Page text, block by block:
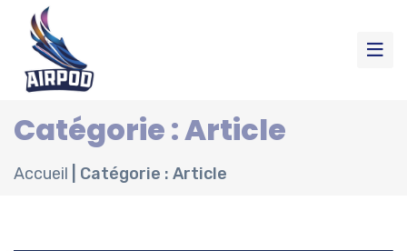
Catégorie : Article
Accueil Catégorie : Article